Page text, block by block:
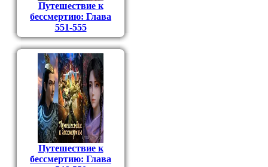
Путешествие к
бессмертию: Глава
551-555
Путешествие к
бессмертию: Глава